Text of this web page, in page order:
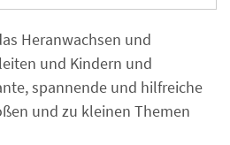
Heranwachsen und
und Kindern und
spannende und hilfreiche
und zu kleinen Themen